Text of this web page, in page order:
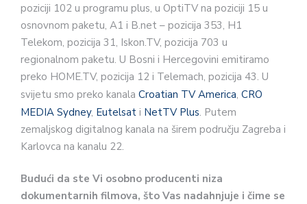
poziciji 102 u programu plus, u OptiTV na poziciji 15 u
osnovnom paketu, A1 i B.net – pozicija 353, H1
Telekom, pozicija 31, Iskon.TV, pozicija 703 u
regionalnom paketu. U Bosni i Hercegovini emitiramo
preko HOME.TV, pozicija 12 i Telemach, pozicija 43. U
svijetu smo preko kanala Croatian TV America, CRO
MEDIA Sydney, Eutelsat i NetTV Plus. Putem
zemaljskog digitalnog kanala na širem području Zagreba i
Karlovca na kanalu 22.
Budući da ste Vi osobno producenti niza
dokumentarnih filmova, što Vas nadahnjuje i čime se